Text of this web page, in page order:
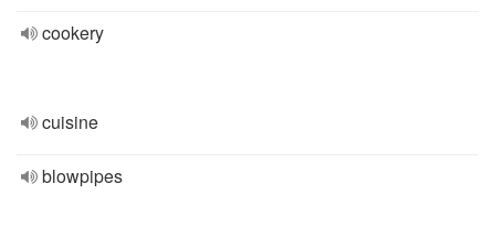
cookery
cuisine
blowpipes